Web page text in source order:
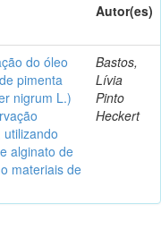
Autor(es)
do óleo
pimenta
nigrum L.)
alginato de
materiais de
Bastos,
Lívia
Pinto
Heckert